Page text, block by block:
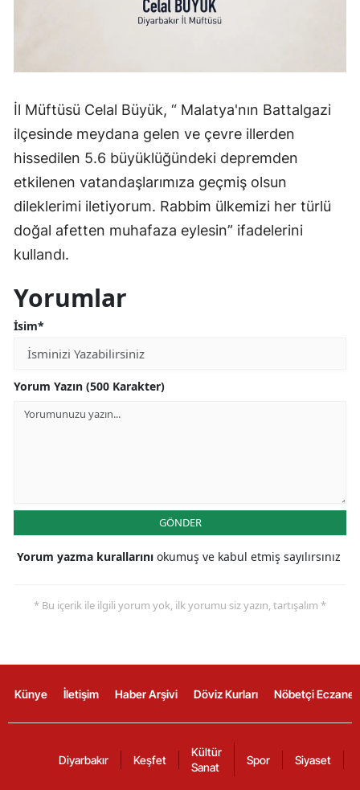
İl Müftüsü Celal Büyük, “ Malatya'nın Battalgazi
ilçesinde meydana gelen ve çevre illerden
hissedilen 5.6 büyüklüğündeki depremden
etkilenen vatandaşlarımıza geçmiş olsun
dileklerimi iletiyorum. Rabbim ülkemizi her türlü
doğal afetten muhafaza eylesin” ifadelerini
kullandı.
Yorumlar
İsim*
Yorum Yazın (500 Karakter)
GÖNDER
Yorum yazma kurallarını okumuş ve kabul etmiş sayılırsınız
* Bu içerik ile ilgili yorum yok, ilk yorumu siz yazın, tartışalım *
Künye İletişim Haber Arşivi Döviz Kurları Nöbetçi
Diyarbakır Keşfet
Kültür
Sanat
Spor Siyaset